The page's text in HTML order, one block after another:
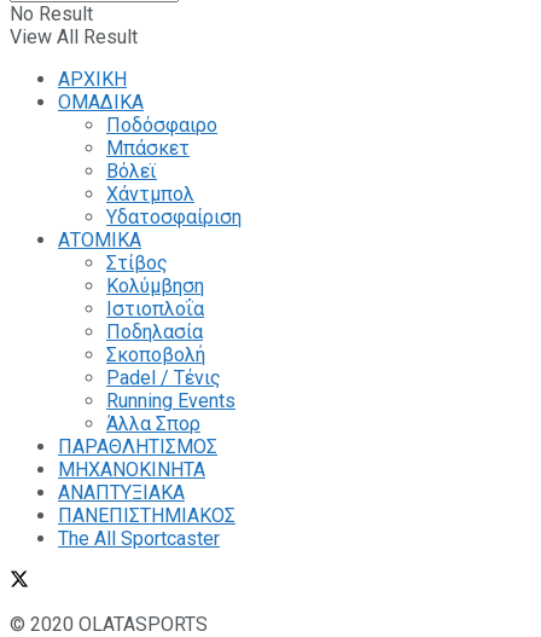
No Result
View All Result
ΑΡΧΙΚΗ
ΟΜΑΔΙΚΑ
Ποδόσφαιρο
Μπάσκετ
Βόλεϊ
Χάντμπολ
Υδατοσφαίριση
ΑΤΟΜΙΚΑ
Στίβος
Κολύμβηση
Ιστιοπλοΐα
Ποδηλασία
Σκοποβολή
Padel / Τένις
Running Events
Άλλα Σπορ
ΠΑΡΑΘΛΗΤΙΣΜΟΣ
ΜΗΧΑΝΟΚΙΝΗΤΑ
ΑΝΑΠΤΥΞΙΑΚΑ
ΠΑΝΕΠΙΣΤΗΜΙΑΚΟΣ
The All Sportcaster
© 2020 OLATASPORTS